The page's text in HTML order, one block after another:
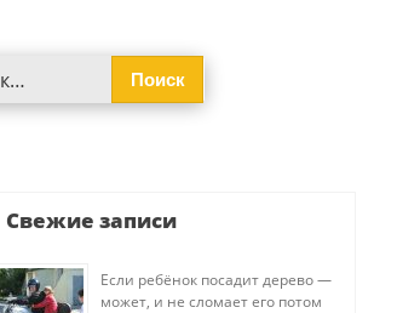
Свежие записи
Если ребёнок посадит дерево —
может, и не сломает его потом